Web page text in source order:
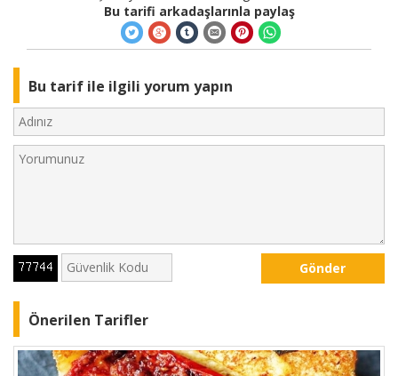
Bu tarifi arkadaşlarınla paylaş
Bu tarif ile ilgili yorum yapın
Gönder
Önerilen Tarifler